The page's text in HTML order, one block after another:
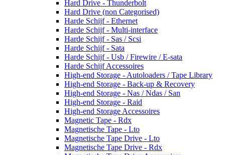
Hard Drive - Thunderbolt
Hard Drive (non Categorised)
Harde Schijf - Ethernet
Harde Schijf - Multi-interface
Harde Schijf - Sas / Scsi
Harde Schijf - Sata
Harde Schijf - Usb / Firewire / E-sata
Harde Schijf Accessoires
High-end Storage - Autoloaders / Tape Library
High-end Storage - Back-up & Recovery
High-end Storage - Nas / Ndas / San
High-end Storage - Raid
High-end Storage Accessoires
Magnetic Tape - Rdx
Magnetische Tape - Lto
Magnetische Tape Drive - Lto
Magnetische Tape Drive - Rdx